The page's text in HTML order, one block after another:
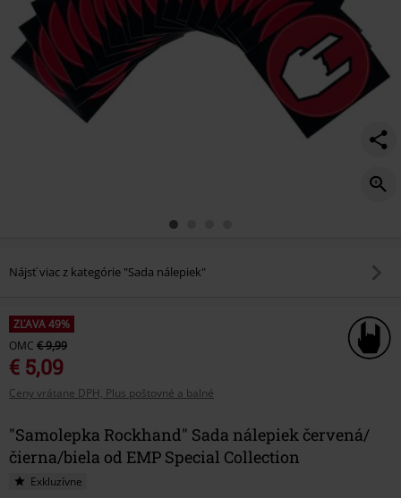
Nájsť viac z kategórie "Sada nálepiek"
ZĽAVA 49%
OMC € 9,99
€ 5,09
Ceny vrátane DPH, Plus poštovné a balné
"Samolepka Rockhand" Sada nálepiek červená/
čierna/biela od EMP Special Collection
Exkluzívne